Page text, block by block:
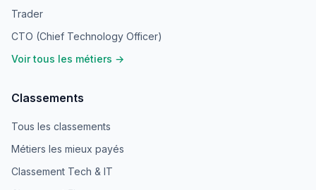
Trader
CTO (Chief Technology Officer)
Voir tous les métiers →
Classements
Tous les classements
Métiers les mieux payés
Classement Tech & IT